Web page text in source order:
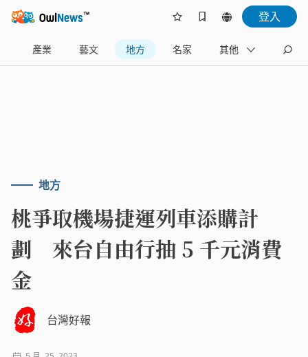
登入
產業 藝文 地方 名家 其他
地方
桃爭取機場捷運列車添購計
劃 來台自由行抽 5 千元消費
金
台灣好報